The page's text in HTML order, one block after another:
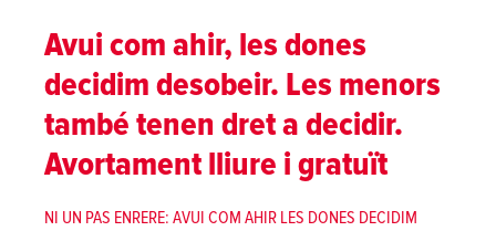
Avui com ahir, les dones
decidim desobeir. Les menors
també tenen dret a decidir.
Avortament lliure i gratuït
NI UN PAS ENRERE: AVUI COM AHIR LES DONES DECIDIM